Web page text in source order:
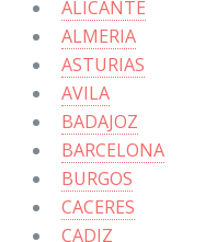
ALICANTE
ALMERIA
ASTURIAS
AVILA
BADAJOZ
BARCELONA
BURGOS
CACERES
CADIZ